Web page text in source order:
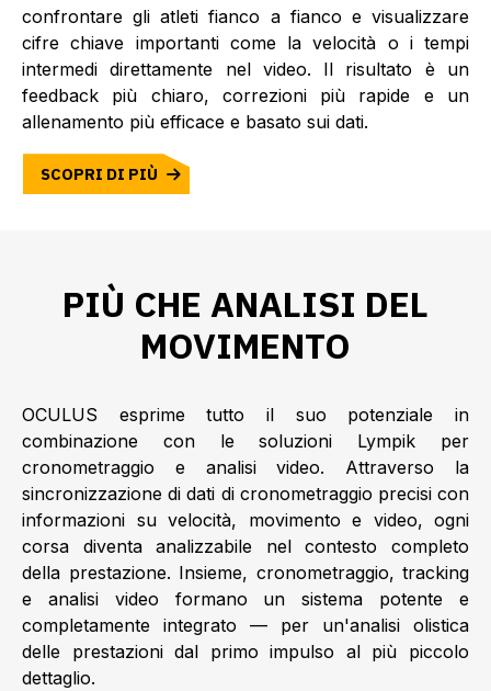
confrontare gli atleti fianco a fianco e visualizzare
cifre chiave importanti come la velocità o i tempi
intermedi direttamente nel video. Il risultato è un
feedback più chiaro, correzioni più rapide e un
allenamento più efficace e basato sui dati.
SCOPRI DI PIÙ
PIÙ CHE ANALISI DEL
MOVIMENTO
OCULUS esprime tutto il suo potenziale in
combinazione con le soluzioni Lympik per
cronometraggio e analisi video. Attraverso la
sincronizzazione di dati di cronometraggio precisi con
informazioni su velocità, movimento e video, ogni
corsa diventa analizzabile nel contesto completo
della prestazione. Insieme, cronometraggio, tracking
e analisi video formano un sistema potente e
completamente integrato — per un'analisi olistica
delle prestazioni dal primo impulso al più piccolo
dettaglio.